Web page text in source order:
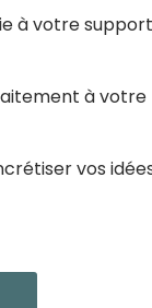
à votre
à votre
vos